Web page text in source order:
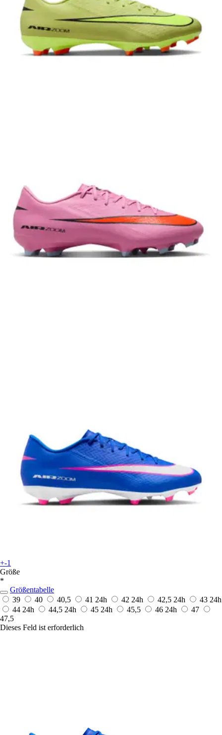
+-1
Größe
*
Größentabelle
39
40 40,5 41 24h 42 24h 42,5 24h 43 24h
44 24h 44,5 24h 45 24h 45,5 46 24h
47
47,5
Dieses Feld ist erforderlich